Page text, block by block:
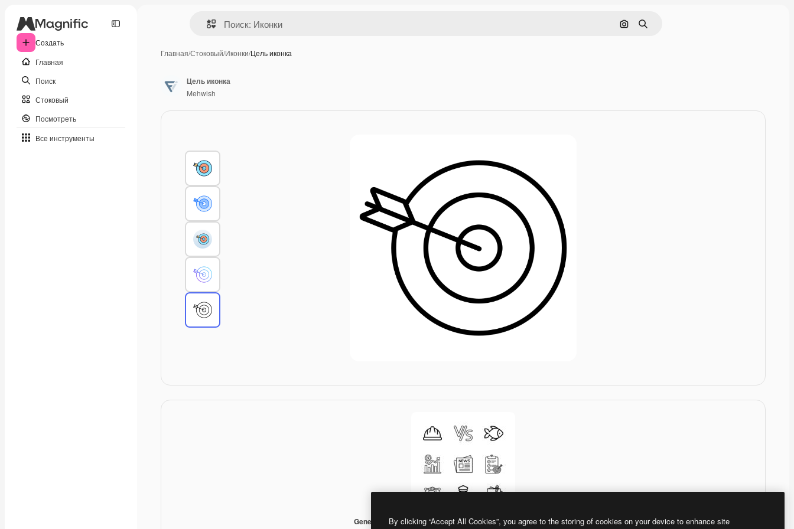
Создать
Главная
Поиск
Стоковый
Посмотреть
Все инструменты
Поиск по изображению
Поиск
Главная/Стоковый/Иконки/Цель иконка
Generic Detailed Outline
Цель иконка
Mehwish
By clicking “Accept All Cookies”, you agree to the storing of cookies on your device to enhance site